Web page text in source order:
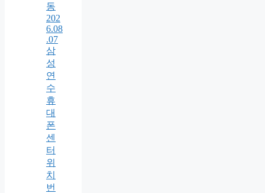
동
202
6.08
.07
삼
성
연
수
휴
대
폰
센
터
위
치
번